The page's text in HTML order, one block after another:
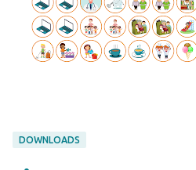
DOWNLOADS